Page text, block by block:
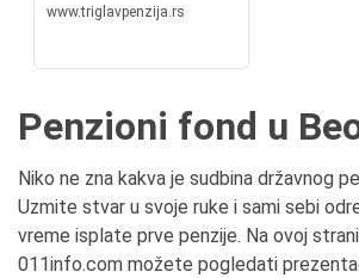
www.triglavpenzija.rs
Penzioni fond u
Niko ne zna kakva je sudbina državnog
Uzmite stvar u svoje ruke i sami sebi
vreme isplate prve penzije. Na ovoj
011info.com možete pogledati